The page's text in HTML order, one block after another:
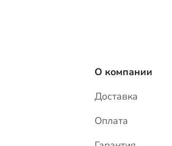
Вопросы и ответы
Статьи